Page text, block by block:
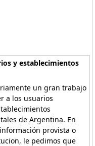
y establecimientos
un gran trabajo
a los usuarios
de Argentina. En
provista o
le pedimos que